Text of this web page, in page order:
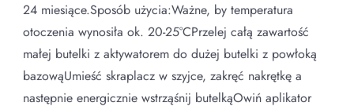
24 miesiące.Sposób użycia:Ważne, by temperatura
otoczenia wynosiła ok. 20-25°CPrzelej całą zawartość
małej butelki z aktywatorem do dużej butelki z powłoką
bazowąUmieść skraplacz w szyjce, zakręć nakrętkę a
następnie energicznie wstrząśnij butelkąOwiń aplikator